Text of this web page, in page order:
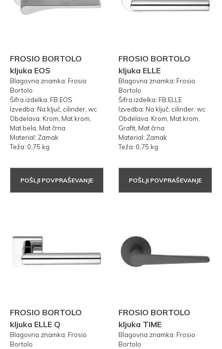
FROSIO BORTOLO
kljuka EOS
Blagovna znamka: Frosio
Bortolo
Šifra izdelka: FB.EOS
Izvedba: Na ključ, cilinder, wc
Obdelava: Krom, Mat krom,
Mat bela, Mat črna
Material: Zamak
Teža: 0,75 kg
POŠLJI POVPRAŠEVANJE
FROSIO BORTOLO
kljuka ELLE
Blagovna znamka: Frosio
Bortolo
Šifra izdelka: FB.ELLE
Izvedba: Na ključ, cilinder, wc
Obdelava: Krom, Mat krom,
Grafit, Mat črna
Material: Zamak
Teža: 0,75 kg
POŠLJI POVPRAŠEVANJE
FROSIO BORTOLO
kljuka ELLE Q
Blagovna znamka: Frosio
Bortolo
FROSIO BORTOLO
kljuka TIME
Blagovna znamka: Frosio
Bortolo